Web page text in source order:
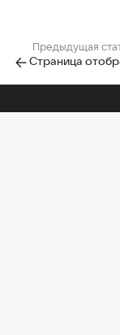
Предыдущая
Помощь по